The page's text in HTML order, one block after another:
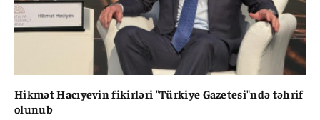
Hikmət Hacıyevin fikirləri "Türkiye Gazetesi"ndə təhrif
olunub